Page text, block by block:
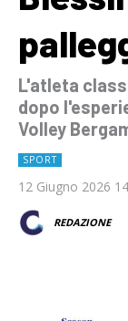
L'atleta
dopo
Volley
SPORT
12 Giugno 2026
REDAZIONE